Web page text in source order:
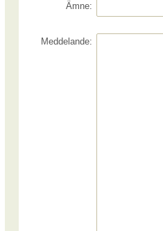
Ämne:
Meddelande: